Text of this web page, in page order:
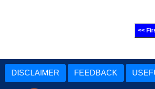
<<
DISCLAIMER FEEDBACK